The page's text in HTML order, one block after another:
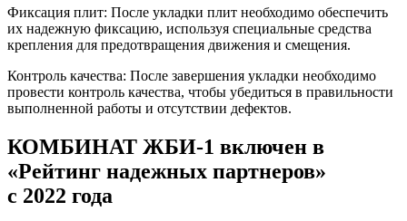
Фиксация плит: После укладки плит необходимо обеспечить
их надежную фиксацию, используя специальные средства
крепления для предотвращения движения и смещения.
Контроль качества: После завершения укладки необходимо
провести контроль качества, чтобы убедиться в правильности
выполненной работы и отсутствии дефектов.
КОМБИНАТ ЖБИ-1 включен в
«Рейтинг надежных партнеров»
с 2022 года